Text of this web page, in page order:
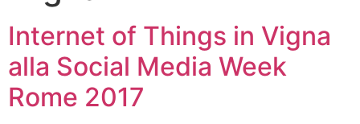
Internet of Things in Vigna
alla Social Media Week
Rome 2017